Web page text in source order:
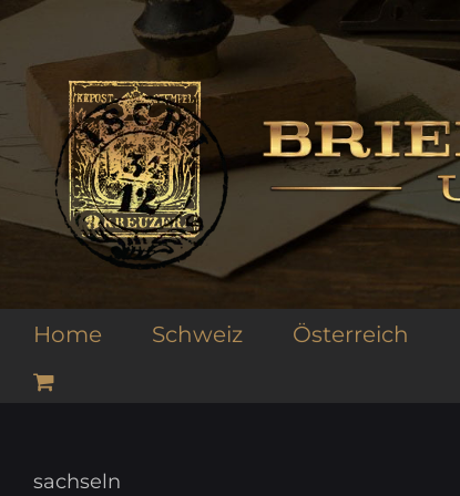
Zum
springen
Home Schweiz Österreich
sachseln